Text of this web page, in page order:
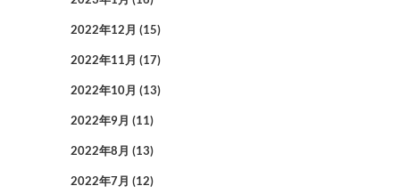
2022年12月 (15)
2022年11月 (17)
2022年10月 (13)
2022年9月 (11)
2022年8月 (13)
2022年7月 (12)